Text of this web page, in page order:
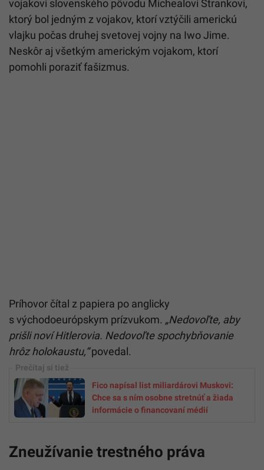
vojakovi slovenského pôvodu Michealovi Strankovi,
ktorý bol jedným z vojakov, ktorí vztýčili americkú
vlajku počas druhej svetovej vojny na Iwo Jime.
Neskôr aj všetkým americkým vojakom, ktorí
pomohli poraziť fašizmus.
Príhovor čítal z papiera po anglicky
s východoeurópskym prízvukom. „Nedovoľte, aby
prišli noví Hitlerovia. Nedovoľte spochybňovanie
hrôz holokaustu,“povedal.
Fico napísal list miliardárovi Muskovi:
Chce sa s ním osobne stretnúť a žiada
informácie o financovaní médií
Zneužívanie trestného práva